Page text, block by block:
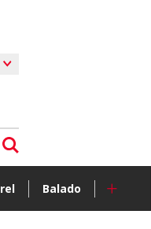
Balado +